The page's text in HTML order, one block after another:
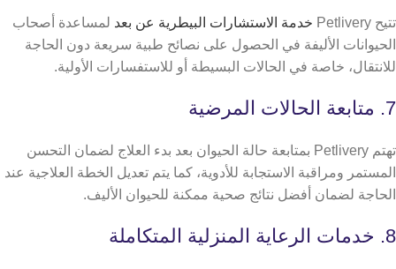
تتيح Petlivery خدمة الاستشارات البيطرية عن بعد لمساعدة أصحاب
الحيوانات الأليفة في الحصول على نصائح طبية سريعة دون الحاجة
للانتقال، خاصة في الحالات البسيطة أو للاستفسارات الأولية.
7. متابعة الحالات المرضية
تهتم Petlivery بمتابعة حالة الحيوان بعد بدء العلاج لضمان التحسن
المستمر ومراقبة الاستجابة للأدوية، كما يتم تعديل الخطة العلاجية عند
الحاجة لضمان أفضل نتائج صحية ممكنة للحيوان الأليف.
8. خدمات الرعاية المنزلية المتكاملة